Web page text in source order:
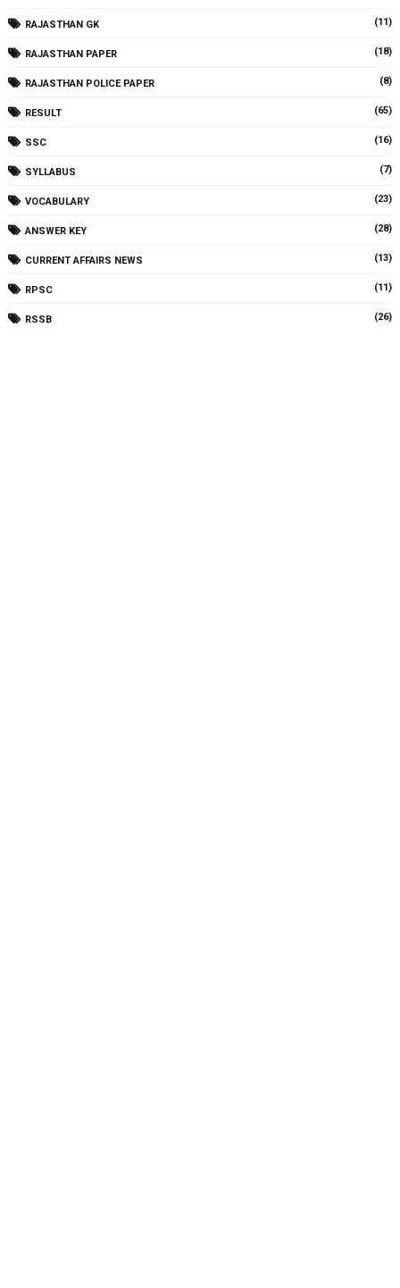
RAJASTHAN GK (11)
RAJASTHAN PAPER (18)
RAJASTHAN POLICE PAPER (8)
RESULT (65)
SSC (16)
SYLLABUS (7)
VOCABULARY (23)
ANSWER KEY (28)
CURRENT AFFAIRS NEWS (13)
RPSC (11)
RSSB (26)